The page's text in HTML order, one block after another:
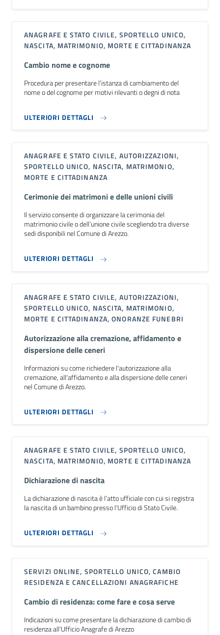
ANAGRAFE E STATO CIVILE, SPORTELLO UNICO,
NASCITA, MATRIMONIO, MORTE E CITTADINANZA
Cambio nome e cognome
Procedura per presentare l’istanza di cambiamento del
nome o del cognome per motivi rilevanti o degni di nota
ULTERIORI DETTAGLI
ANAGRAFE E STATO CIVILE, AUTORIZZAZIONI,
SPORTELLO UNICO, NASCITA, MATRIMONIO,
MORTE E CITTADINANZA
Cerimonie dei matrimoni e delle unioni civili
Il servizio consente di organizzare la cerimonia del
matrimonio civile o dell’unione civile scegliendo tra diverse
sedi disponibili nel Comune di Arezzo.
ULTERIORI DETTAGLI
ANAGRAFE E STATO CIVILE, AUTORIZZAZIONI,
SPORTELLO UNICO, NASCITA, MATRIMONIO,
MORTE E CITTADINANZA, ONORANZE FUNEBRI
Autorizzazione alla cremazione, affidamento e
dispersione delle ceneri
Informazioni su come richiedere l'autorizzazione alla
cremazione, all'affidamento e alla dispersione delle ceneri
nel Comune di Arezzo.
ULTERIORI DETTAGLI
ANAGRAFE E STATO CIVILE, SPORTELLO UNICO,
NASCITA, MATRIMONIO, MORTE E CITTADINANZA
Dichiarazione di nascita
La dichiarazione di nascita è l’atto ufficiale con cui si registra
la nascita di un bambino presso l’Ufficio di Stato Civile.
ULTERIORI DETTAGLI
SERVIZI ONLINE, SPORTELLO UNICO, CAMBIO
RESIDENZA E CANCELLAZIONI ANAGRAFICHE
Cambio di residenza: come fare e cosa serve
Indicazioni su come presentare la dichiarazione di cambio di
residenza all'Ufficio Anagrafe di Arezzo